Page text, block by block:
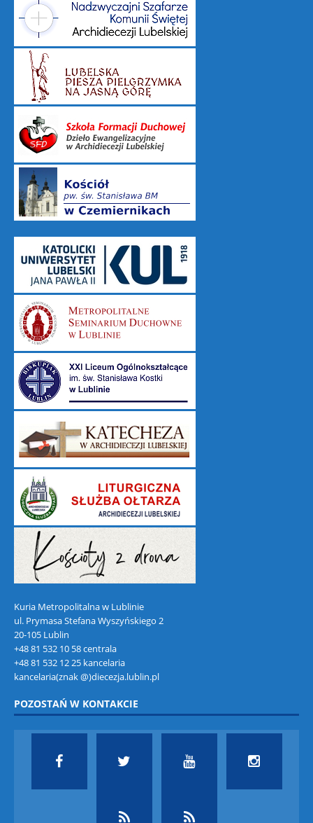
Kuria Metropolitalna w Lublinie
ul. Prymasa Stefana Wyszyńskiego 2
20-105 Lublin
+48 81 532 10 58 centrala
+48 81 532 12 25 kancelaria
kancelaria(znak @)diecezja.lublin.pl
POZOSTAŃ W KONTAKCIE